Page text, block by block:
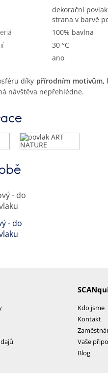
dekorační povlak na polštářek s vyšívanými stromy, zadní
strana v barvě
100% bavlna
30 °C
Ano
díky přírodním motivům,
návštěva nepřehlédne.
- do
Kdo jsme
Kontakt
Vaše
Blog